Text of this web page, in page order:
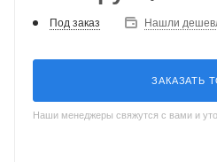
Под заказ Нашли
ЗАКАЗАТЬ
Наши менеджеры свяжутся с вами и